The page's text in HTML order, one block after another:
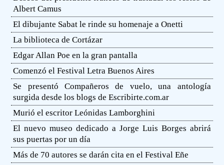
Albert Camus
El dibujante Sabat le rinde su homenaje a Onetti
La biblioteca de Cortázar
Edgar Allan Poe en la gran pantalla
Comenzó el Festival Letra Buenos Aires
Se presentó Compañeros de vuelo, una antología
surgida desde los blogs de Escribirte.com.ar
Murió el escritor Leónidas Lamborghini
El nuevo museo dedicado a Jorge Luis Borges abrirá
sus puertas por un día
Más de 70 autores se darán cita en el Festival Eñe